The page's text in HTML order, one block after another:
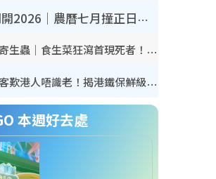
鬼門開2026｜農曆七月撞正日全食特別邪？專家警告切忌做一事！揭4大禁忌+2招保平安
奪命寄生蟲｜食生菜狂瀉首現死者！疫潮惡化錄1.8萬宗病例 揭洗菜3大謬誤
內地客歎港人唔識老！揭港鐵保鮮級冷氣 港人求放過：咪投訴
本週好去處